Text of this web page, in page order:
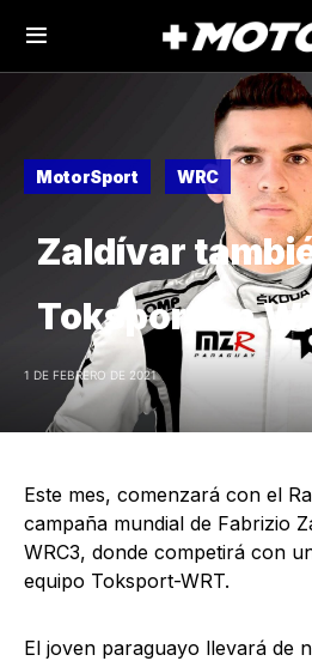
MotorSport WRC
Zaldívar
Toksport en
1 DE FEBRERO DE 2021
Este mes, comenzará con el
campaña mundial de Fabrizio
WRC3, donde competirá con
equipo Toksport-WRT.
El joven paraguayo llevará de